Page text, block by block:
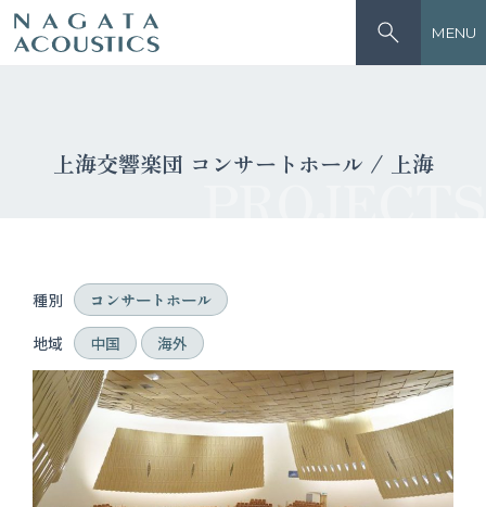
MENU
上海交響楽団 コンサートホール / 上海
種別
コンサートホール
地域
中国 海外